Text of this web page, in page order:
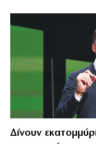
Δίνουν